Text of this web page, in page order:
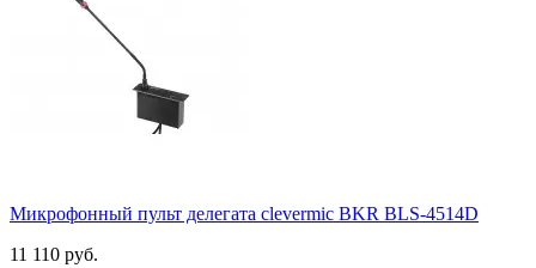
Микрофонный пульт делегата clevermic BKR BLS-4514D
11 110 руб.